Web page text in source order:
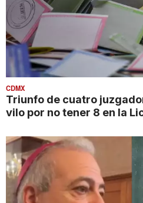
CDMX
Triunfo de cuatro
vilo por no tener 8 en la